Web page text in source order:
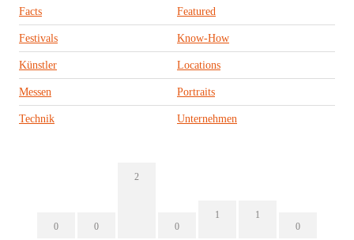
Facts Featured
Festivals Know-How
Künstler Locations
Messen Portraits
Technik Unternehmen
0 0
2
0
1 1
0